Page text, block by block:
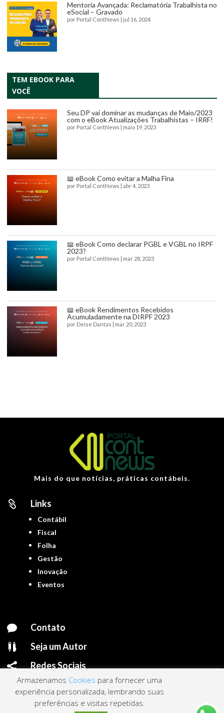
Mentoria Avançada: Reclamatória Trabalhista no
eSocial – Gravado
por Portal ContNews jul 16, 2024
TEM EBOOK PARA
VOCÊ
Seu DP vai dominar as mudanças de Maio/2023
com o eBook Atualizações Trabalhistas – IRRF!
por Portal ContNews maio 19, 2023
📖 eBook Como evitar a Malha Fina
por Portal ContNews abr 4, 2023
📖 eBook Como declarar PGBL e VGBL no IRPF
2023?
por Portal ContNews mar 28, 2023
📖 eBook Rendimentos Recebidos
Acumuladamente na DIRPF 2023
por Deise Dantas mar 20, 2023
Mais do que notícias, práticas contábeis.
 Links
Contábil
Fiscal
Folha
Gestão
Inovação
Eventos
 Contato
 Seja um Autor
 Redes Sociais
Portal ContNews © 2022 – Todos os direitos reservados | Mantido porLink
Armazenamos Cookies para fornecer uma
experiência personalizada, lembrando suas
preferências e visitas repetidas.